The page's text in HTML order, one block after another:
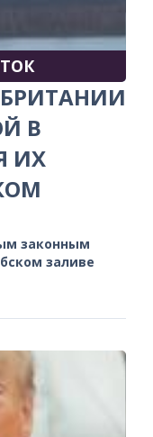
БРИТАНИИ
В
ИХ
законным
заливе